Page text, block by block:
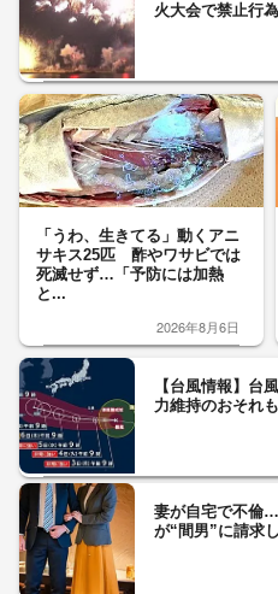
火大会で禁止行
「うわ、生きてる」動くアニ
サキス25匹 酢やワサビでは
死滅せず…「予防には加熱
と...
2026年8月6日
【台風情報】
力維持のおそれ
妻が自宅で不倫
が“間男”に請求